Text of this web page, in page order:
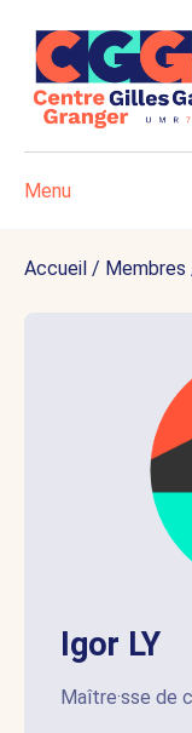
Menu
Accueil / Membres
Igor LY
Maître·sse de